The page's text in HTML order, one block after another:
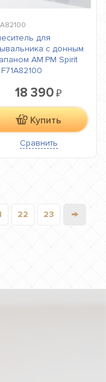
для
с донным
AM.PM Spirit
F71A82100
18 390 ₽
Купить
Сравнить
22 23 →